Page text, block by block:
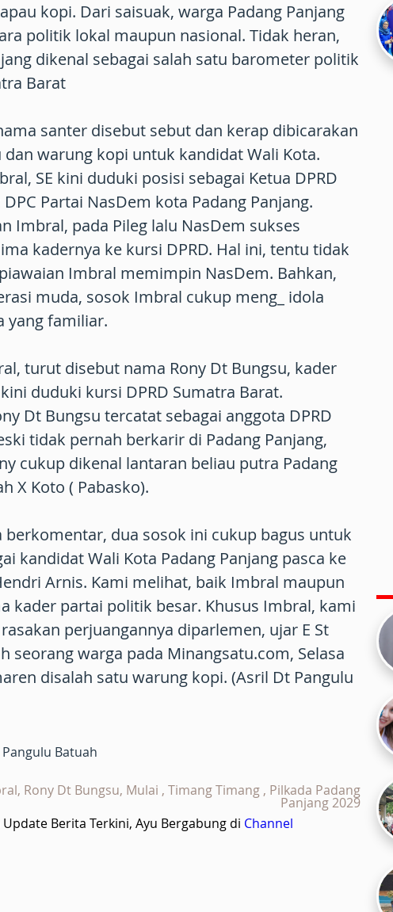
kopi. Dari saisuak, warga Padang Panjang
politik lokal maupun nasional. Tidak heran,
dikenal sebagai salah satu barometer politik
Barat
santer disebut sebut dan kerap dibicarakan
dan warung kopi untuk kandidat Wali Kota.
SE kini duduki posisi sebagai Ketua DPRD
Partai NasDem kota Padang Panjang.
Imbral, pada Pileg lalu NasDem sukses
kadernya ke kursi DPRD. Hal ini, tentu tidak
Imbral memimpin NasDem. Bahkan,
muda, sosok Imbral cukup meng_ idola
yang familiar.
turut disebut nama Rony Dt Bungsu, kader
duduki kursi DPRD Sumatra Barat.
Dt Bungsu tercatat sebagai anggota DPRD
tidak pernah berkarir di Padang Panjang,
cukup dikenal lantaran beliau putra Padang
X Koto ( Pabasko).
berkomentar, dua sosok ini cukup bagus untuk
kandidat Wali Kota Padang Panjang pasca ke
Arnis. Kami melihat, baik Imbral maupun
kader partai politik besar. Khusus Imbral, kami
perjuangannya diparlemen, ujar E St
seorang warga pada Minangsatu.com, Selasa
disalah satu warung kopi. (Asril Dt Pangulu
Batuah
Rony Dt Bungsu, Mulai , Timang Timang , Pilkada Padang
Panjang 2029
Berita Terkini, Ayu Bergabung di Channel